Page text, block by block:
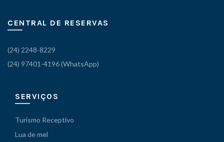
CENTRAL DE RESERVAS
(24) 2248-8229
(24) 97401-4196 (WhatsApp)
SERVIÇOS
Turismo Receptivo
Lua de mel